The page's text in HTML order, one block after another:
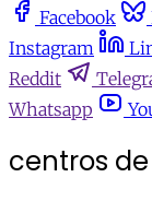
Facebook
Instagram
Reddit
Whatsapp
centros